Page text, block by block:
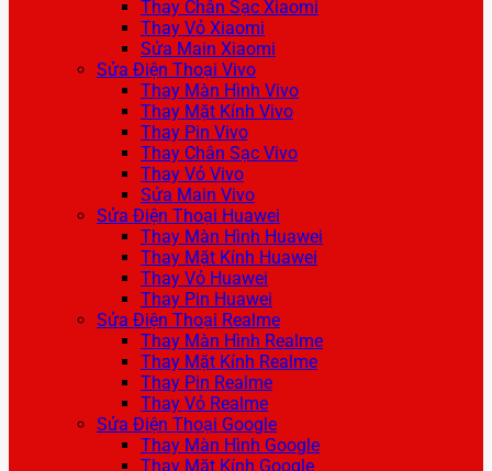
Thay Chân Sạc Xiaomi
Thay Vỏ Xiaomi
Sửa Main Xiaomi
Sửa Điện Thoại Vivo
Thay Màn Hình Vivo
Thay Mặt Kính Vivo
Thay Pin Vivo
Thay Chân Sạc Vivo
Thay Vỏ Vivo
Sửa Main Vivo
Sửa Điện Thoại Huawei
Thay Màn Hình Huawei
Thay Mặt Kính Huawei
Thay Vỏ Huawei
Thay Pin Huawei
Sửa Điện Thoại Realme
Thay Màn Hình Realme
Thay Mặt Kính Realme
Thay Pin Realme
Thay Vỏ Realme
Sửa Điện Thoại Google
Thay Màn Hình Google
Thay Mặt Kính Google